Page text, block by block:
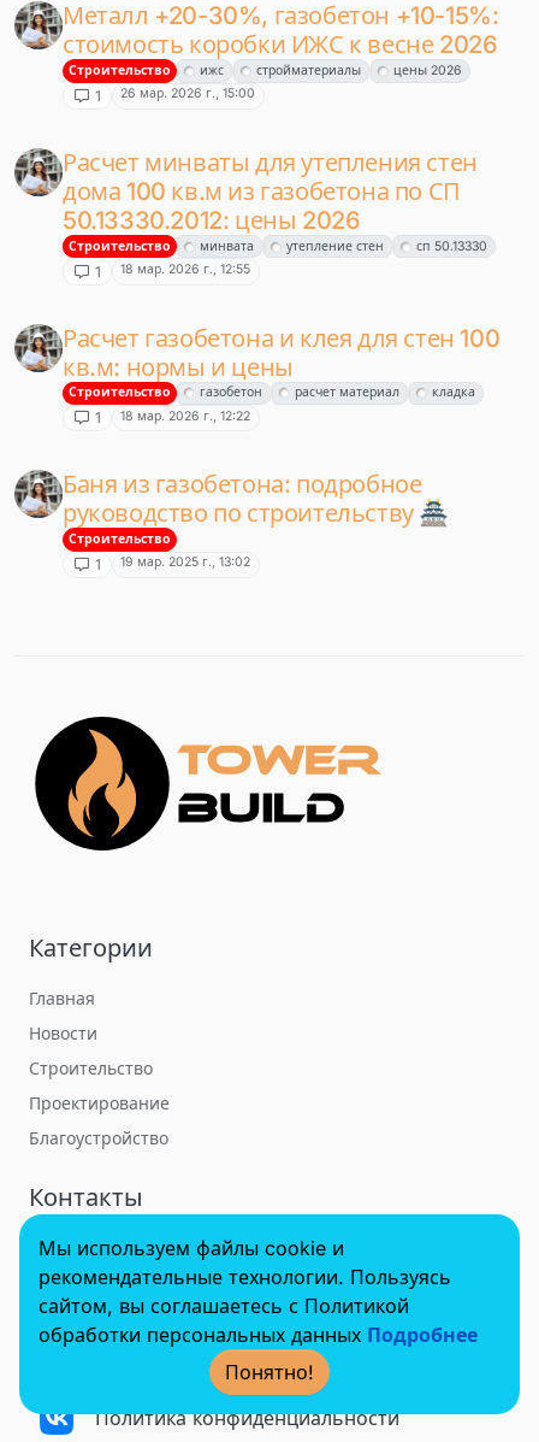
Металл +20-30%, газобетон +10-15%:
стоимость коробки ИЖС к весне 2026
Строительство ижс стройматериалы цены 2026
1 26 мар. 2026 г., 15:00
Расчет минваты для утепления стен
дома 100 кв.м из газобетона по СП
50.13330.2012: цены 2026
Строительство минвата утепление стен сп 50.13330
1 18 мар. 2026 г., 12:55
Расчет газобетона и клея для стен 100
кв.м: нормы и цены
Строительство газобетон расчет материал кладка
1 18 мар. 2026 г., 12:22
Баня из газобетона: подробное
руководство по строительству 🏯
Строительство
1 19 мар. 2025 г., 13:02
Категории
Главная
Новости
Строительство
Проектирование
Благоустройство
Контакты
towerbuildforum@yandex.ru
© 2022 - 2025 InvestSteel, Inc. Все права защищены.
Политика конфиденциальности
Мы используем файлы cookie и
рекомендательные технологии. Пользуясь
сайтом, вы соглашаетесь с Политикой
обработки персональных данных Подробнее
Понятно!